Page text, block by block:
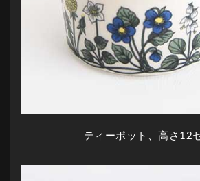
ティーポット、高さ12